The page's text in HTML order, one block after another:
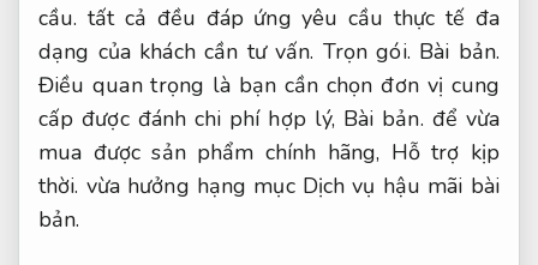
cầu. tất cả đều đáp ứng yêu cầu thực tế đa
dạng của khách cần tư vấn. Trọn gói. Bài bản.
Điều quan trọng là bạn cần chọn đơn vị cung
cấp được đánh chi phí hợp lý, Bài bản. để vừa
mua được sản phẩm chính hãng, Hỗ trợ kịp
thời. vừa hưởng hạng mục Dịch vụ hậu mãi bài
bản.